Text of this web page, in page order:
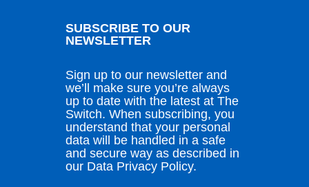
SUBSCRIBE TO OUR
NEWSLETTER
Sign up to our newsletter and
we’ll make sure you’re always
up to date with the latest at The
Switch. When subscribing, you
understand that your personal
data will be handled in a safe
and secure way as described in
our Data Privacy Policy.